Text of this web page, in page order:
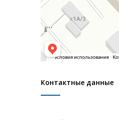
Контактные данные